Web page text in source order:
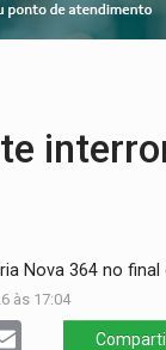
inédito vai
Nova 364 no final
às 17:04